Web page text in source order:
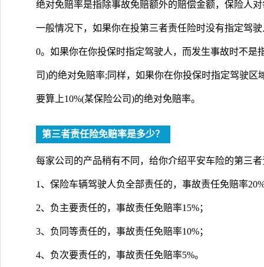
绝对免赔率是指除事故免赔额外的赔偿金额，保险人
一般情况下，如果你在投第三者责任险时没有指定驾
0。如果你在你投保时指定驾驶人，而发生事故时不是
司)的绝对免赔率;同样，如果你在你投保时指定驾驶
要算上10%(某保险公司)的绝对免赔率。
第三者责任险免赔率是多少？
每家公司的产品稍有不同，给你介绍平安车险的第三
1、保险车辆驾驶人负全部责任的，事故责任免赔率
2、负主要责任的，事故责任免赔率15%；
3、负同等责任的，事故责任免赔率10%；
4、负次要责任的，事故责任免赔率5%。